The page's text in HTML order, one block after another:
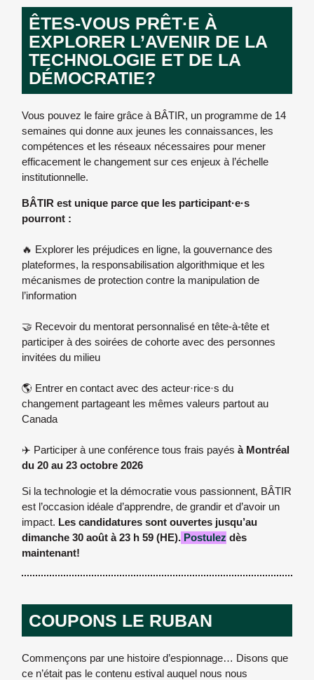
ÊTES-VOUS PRÊT·E À
EXPLORER L’AVENIR DE LA
TECHNOLOGIE ET DE LA
DÉMOCRATIE?
Vous pouvez le faire grâce à BÂTIR, un programme de 14
semaines qui donne aux jeunes les connaissances, les
compétences et les réseaux nécessaires pour mener
efficacement le changement sur ces enjeux à l’échelle
institutionnelle.
BÂTIR est unique parce que les participant·e·s
pourront :
🔥 Explorer les préjudices en ligne, la gouvernance des
plateformes, la responsabilisation algorithmique et les
mécanismes de protection contre la manipulation de
l’information
🤝 Recevoir du mentorat personnalisé en tête-à-tête et
participer à des soirées de cohorte avec des personnes
invitées du milieu
🌎 Entrer en contact avec des acteur·rice·s du
changement partageant les mêmes valeurs partout au
Canada
✈️ Participer à une conférence tous frais payés à Montréal
du 20 au 23 octobre 2026
Si la technologie et la démocratie vous passionnent, BÂTIR
est l’occasion idéale d’apprendre, de grandir et d’avoir un
impact. Les candidatures sont ouvertes jusqu’au
dimanche 30 août à 23 h 59 (HE). Postulez dès
maintenant!
COUPONS LE RUBAN
Commençons par une histoire d’espionnage… Disons que
ce n’était pas le contenu estival auquel nous nous